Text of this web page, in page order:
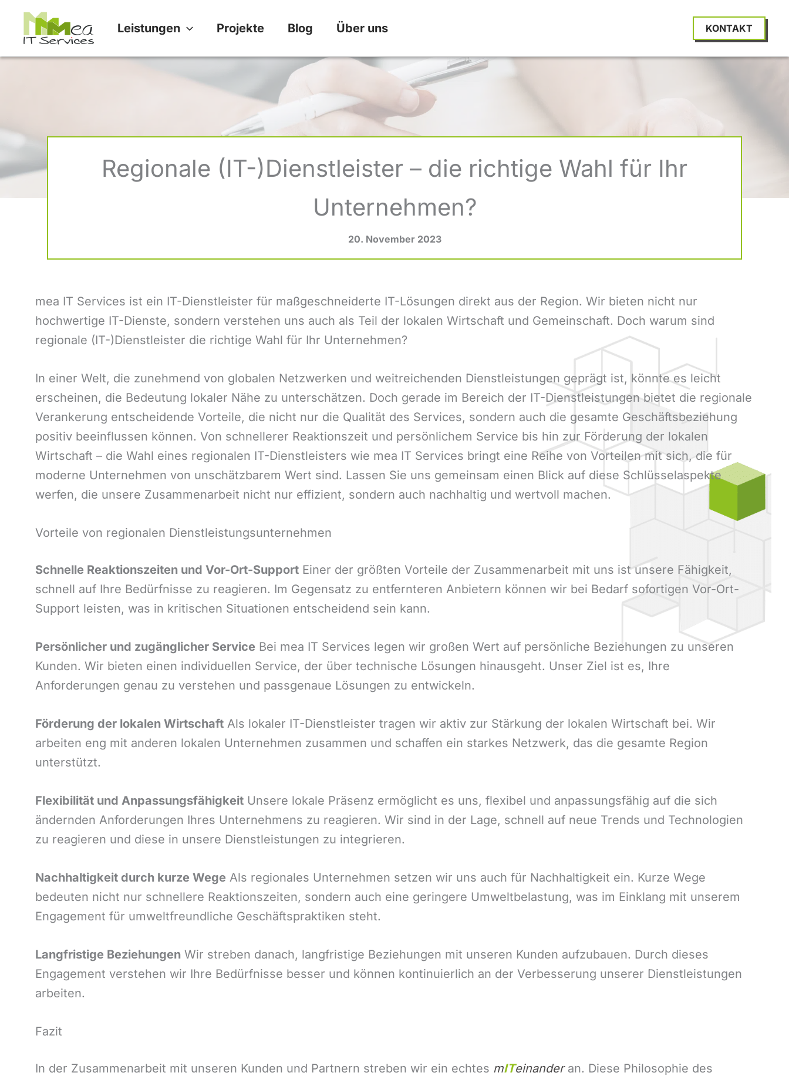
Zum
springen
Leistungen Projekte Blog Über uns KONTAKT
Regionale (IT-)Dienstleister – die richtige Wahl für Ihr
Unternehmen?
20. November 2023
mea IT Services ist ein IT-Dienstleister für maßgeschneiderte IT-Lösungen direkt aus der Region. Wir bieten nicht nur
hochwertige IT-Dienste, sondern verstehen uns auch als Teil der lokalen Wirtschaft und Gemeinschaft. Doch warum sind
regionale (IT-)Dienstleister die richtige Wahl für Ihr Unternehmen?
In einer Welt, die zunehmend von globalen Netzwerken und weitreichenden Dienstleistungen geprägt ist, könnte es leicht
erscheinen, die Bedeutung lokaler Nähe zu unterschätzen. Doch gerade im Bereich der IT-Dienstleistungen bietet die regionale
Verankerung entscheidende Vorteile, die nicht nur die Qualität des Services, sondern auch die gesamte Geschäftsbeziehung
positiv beeinflussen können. Von schnellerer Reaktionszeit und persönlichem Service bis hin zur Förderung der lokalen
Wirtschaft – die Wahl eines regionalen IT-Dienstleisters wie mea IT Services bringt eine Reihe von Vorteilen mit sich, die für
moderne Unternehmen von unschätzbarem Wert sind. Lassen Sie uns gemeinsam einen Blick auf diese Schlüsselaspekte
werfen, die unsere Zusammenarbeit nicht nur effizient, sondern auch nachhaltig und wertvoll machen.
Vorteile von regionalen Dienstleistungsunternehmen
Schnelle Reaktionszeiten und Vor-Ort-Support Einer der größten Vorteile der Zusammenarbeit mit uns ist unsere Fähigkeit,
schnell auf Ihre Bedürfnisse zu reagieren. Im Gegensatz zu entfernteren Anbietern können wir bei Bedarf sofortigen Vor-Ort-
Support leisten, was in kritischen Situationen entscheidend sein kann.
Persönlicher und zugänglicher Service Bei mea IT Services legen wir großen Wert auf persönliche Beziehungen zu unseren
Kunden. Wir bieten einen individuellen Service, der über technische Lösungen hinausgeht. Unser Ziel ist es, Ihre
Anforderungen genau zu verstehen und passgenaue Lösungen zu entwickeln.
Förderung der lokalen Wirtschaft Als lokaler IT-Dienstleister tragen wir aktiv zur Stärkung der lokalen Wirtschaft bei. Wir
arbeiten eng mit anderen lokalen Unternehmen zusammen und schaffen ein starkes Netzwerk, das die gesamte Region
unterstützt.
Flexibilität und Anpassungsfähigkeit Unsere lokale Präsenz ermöglicht es uns, flexibel und anpassungsfähig auf die sich
ändernden Anforderungen Ihres Unternehmens zu reagieren. Wir sind in der Lage, schnell auf neue Trends und Technologien
zu reagieren und diese in unsere Dienstleistungen zu integrieren.
Nachhaltigkeit durch kurze Wege Als regionales Unternehmen setzen wir uns auch für Nachhaltigkeit ein. Kurze Wege
bedeuten nicht nur schnellere Reaktionszeiten, sondern auch eine geringere Umweltbelastung, was im Einklang mit unserem
Engagement für umweltfreundliche Geschäftspraktiken steht.
Langfristige Beziehungen Wir streben danach, langfristige Beziehungen mit unseren Kunden aufzubauen. Durch dieses
Engagement verstehen wir Ihre Bedürfnisse besser und können kontinuierlich an der Verbesserung unserer Dienstleistungen
arbeiten.
Fazit
In der Zusammenarbeit mit unseren Kunden und Partnern streben wir ein echtes mITeinanderan. Diese Philosophie des